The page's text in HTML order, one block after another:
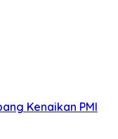
Kenaikan PMI